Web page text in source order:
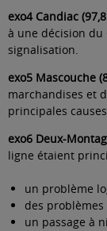
exo4 Candiac
à une décision du
signalisation.
exo5 Mascouche
marchandises et
principales
exo6 Deux-
ligne étaient
un problème
des
un passage à